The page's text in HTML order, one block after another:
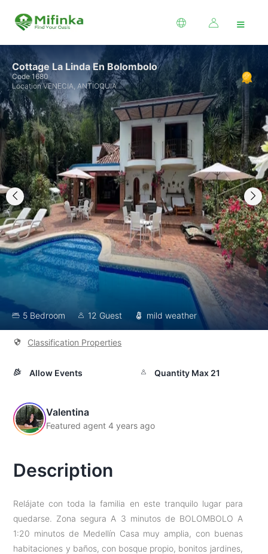
≡
Cottage La Linda En Bolombolo
Code 1680
Location VENECIA, ANTIOQUIA
5 Bedroom 12 Guest mild weather
Classification Properties
Allow Events Quantity Max 21
Valentina
Featured agent 4 years ago
Description
Relájate con toda la familia en este tranquilo lugar para
quedarse. Zona segura A 3 minutos de BOLOMBOLO A
1:20 minutos de Medellín Casa muy amplia, con buenas
habitaciones y baños, con bosque propio, bonitos jardines,